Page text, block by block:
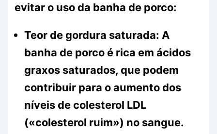
evitar o uso da banha de porco:
Teor de gordura saturada: A
banha de porco é rica em ácidos
graxos saturados, que podem
contribuir para o aumento dos
níveis de colesterol LDL
(«colesterol ruim») no sangue.